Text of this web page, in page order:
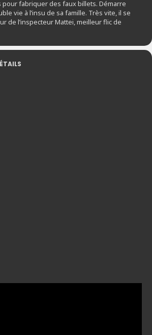
fabriquer des faux billets. Démarre
vie à l’insu de sa famille. Très vite, il se
de l’inspecteur Mattei, meilleur flic de